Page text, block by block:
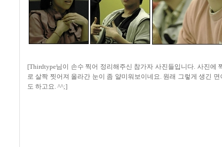
[Thirdtype님이 손수 찍어 정리해주신 참가자 사진들입니다. 사진에
로 살짝 찟어져 올라간 눈이 좀 얄미워보이네요. 원래 그렇게 생긴
도 하고요. ^^;]